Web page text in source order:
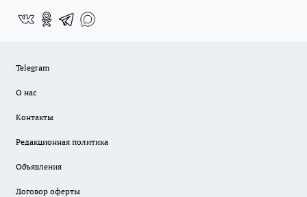
Telegram
О нас
Контакты
Редакционная политика
Объявления
Договор оферты